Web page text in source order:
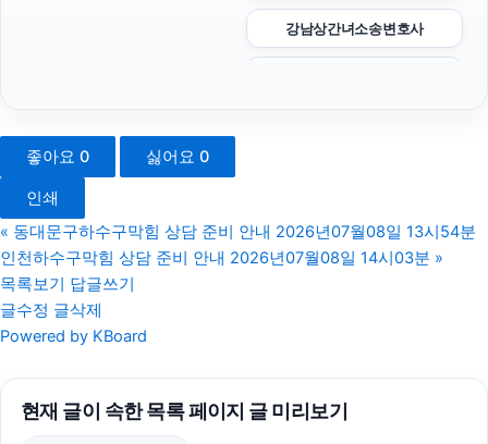
강남상간녀소송변호사
수원흥신소
수원이혼전문변호사
인스타그램 좋아요
좋아요 0 싫어요 0
인쇄
« 동대문구하수구막힘 상담 준비 안내 2026년07월08일 13시54분
인천하수구막힘 상담 준비 안내 2026년07월08일 14시03분 »
목록보기
답글쓰기
글수정 글삭제
Powered by KBoard
현재 글이 속한 목록 페이지 글 미리보기